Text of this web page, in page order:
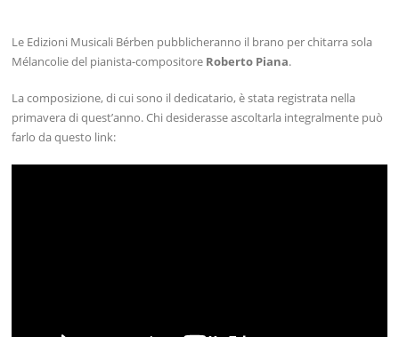
Le Edizioni Musicali Bérben pubblicheranno il brano per chitarra sola
Mélancolie del pianista-compositore Roberto Piana.
La composizione, di cui sono il dedicatario, è stata registrata nella
primavera di quest’anno. Chi desiderasse ascoltarla integralmente può
farlo da questo link: